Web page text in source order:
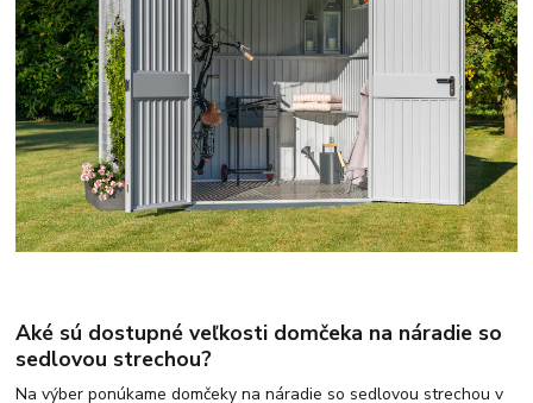
Aké sú dostupné veľkosti domčeka na náradie so
sedlovou strechou?
Na výber ponúkame domčeky na náradie so sedlovou strechou v